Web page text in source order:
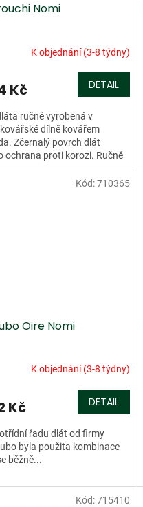
Nomi
K objednání (3-8 týdny)
Kč DETAIL
ručně vyrobená v
dílně kovářem
Zčernalý povrch dlát
ochrana proti korozi. Ručně
zabraňuje...
Oire Nomi
K objednání (3-8 týdny)
Kč DETAIL
řadu dlát od firmy
byla použita kombinace
běžně...
Kód:710365
Kód:715410